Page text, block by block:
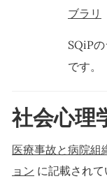
ブラリ
SQiP
です。
社会心理
医療事故と病院組
ョン に記載され